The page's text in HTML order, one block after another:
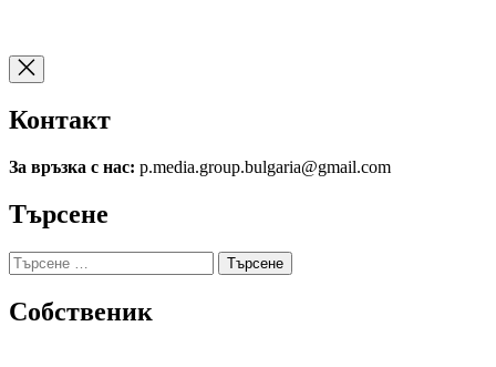
Контакт
За връзка с нас: p.media.group.bulgaria@gmail.com
Търсене
Търсене
за:
Собственик